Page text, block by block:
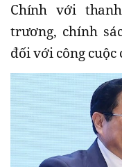
Chính với
trương, chính
đối với công cuộc